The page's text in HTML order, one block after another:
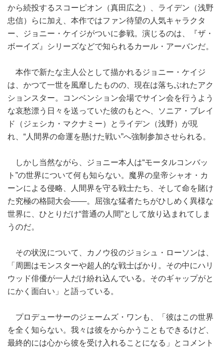
から続投するスコーピオン（真田広之）、ライデン（浅野
忠信）らに加え、本作ではファン待望の人気キャラクタ
ー、ジョニー・ケイジがついに参戦。演じるのは、『ザ・
ボーイズ』シリーズなどで知られるカール・アーバンだ。
本作で新たな主人公として描かれるジョニー・ケイジ
は、かつて一世を風靡したものの、現在は落ちぶれたアク
ションスター。コンベンション会場でサイン会を行うよう
な哀愁漂う日々を送っていた彼のもとへ、ソニア・ブレイ
ド（ジェシカ・マクナミー）とライデン（浅野）が現
れ、“人間界の命運を懸けた戦い”へ強制参加させられる。
しかし当然ながら、ジョニー本人は“モータルコンバッ
ト”の世界について何も知らない。魔界の皇帝シャオ・カ
ーンによる侵略、人間界を守る戦士たち、そして命を賭け
た究極の格闘大会――。屈強な猛者たちがひしめく異様な
世界に、ひとりだけ“普通の人間”として放り込まれてしま
うのだ。
その状況について、カノウ役のジョシュ・ローソンは、
「周囲はモンスターや超人的な戦士ばかり。その中にハリ
ウッド俳優が一人だけ紛れ込んでいる。そのギャップがと
にかく面白い」と語っている。
プロデューサーのジェームズ・ワンも、「彼はこの世界
を全く知らない。我々は彼をからかうこともできるけど、
最終的には心から彼を受け入れることになる」とコメント